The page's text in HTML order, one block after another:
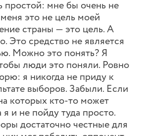
простой: мне бы очень не
это не цель моей
страны — это цель. А
Это средство не является
Можно это понять? Я
люди это поняли. Ровно
я никогда не приду к
выборов. Забыли. Если
которых кто-то может
и не пойду туда просто.
достаточно честные для